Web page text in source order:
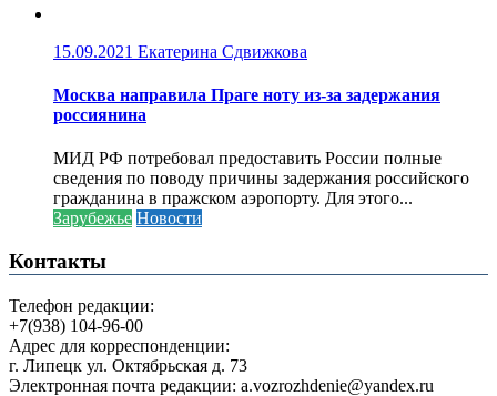
15.09.2021 Екатерина Сдвижкова
Москва направила Праге ноту из-за задержания
россиянина
МИД РФ потребовал предоставить России полные
сведения по поводу причины задержания российского
гражданина в пражском аэропорту. Для этого...
Зарубежье Новости
Контакты
Телефон редакции:
+7(938) 104-96-00
Адрес для корреспонденции:
г. Липецк ул. Октябрьская д. 73
Электронная почта редакции: a.vozrozhdenie@yandex.ru